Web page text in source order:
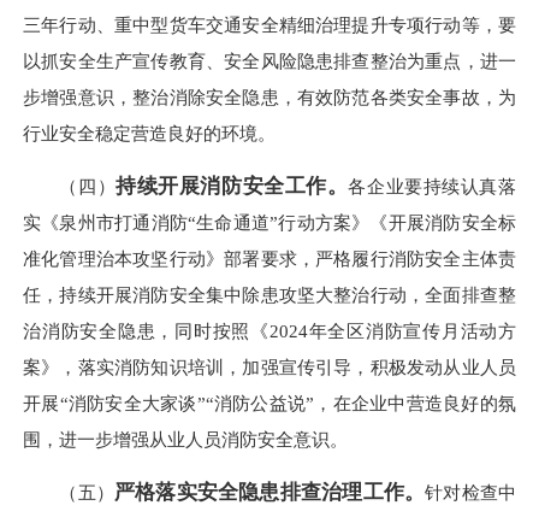
三年行动、重中型货车交通安全精细治理提升专项行动等，要
以抓安全生产宣传教育、安全风险隐患排查整治为重点，进一
步增强意识，整治消除安全隐患，有效防范各类安全事故，为
行业安全稳定营造良好的环境。
（四）持续开展消防安全工作。各企业要持续认真落
实《泉州市打通消防“生命通道”行动方案》《开展消防安全标
准化管理治本攻坚行动》部署要求，严格履行消防安全主体责
任，持续开展消防安全集中除患攻坚大整治行动，全面排查整
治消防安全隐患，同时按照《2024年全区消防宣传月活动方
案》，落实消防知识培训，加强宣传引导，积极发动从业人员
开展“消防安全大家谈”“消防公益说”，在企业中营造良好的氛
围，进一步增强从业人员消防安全意识。
（五） 严格落实安全隐患排查治理工作。针对检查中